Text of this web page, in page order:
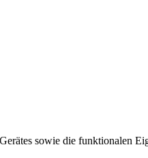
sowie die funktionalen